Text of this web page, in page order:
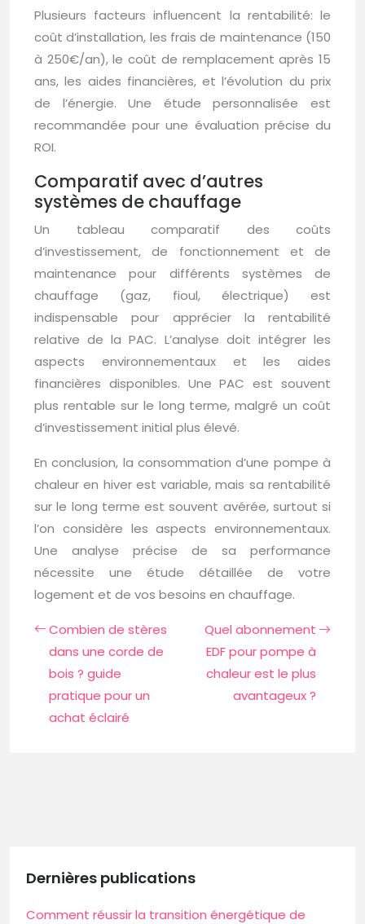
Plusieurs facteurs influencent la rentabilité: le
coût d’installation, les frais de maintenance (150
à 250€/an), le coût de remplacement après 15
ans, les aides financières, et l’évolution du prix
de l’énergie. Une étude personnalisée est
recommandée pour une évaluation précise du
ROI.
Comparatif avec d’autres
systèmes de chauffage
Un tableau comparatif des coûts
d’investissement, de fonctionnement et de
maintenance pour différents systèmes de
chauffage (gaz, fioul, électrique) est
indispensable pour apprécier la rentabilité
relative de la PAC. L’analyse doit intégrer les
aspects environnementaux et les aides
financières disponibles. Une PAC est souvent
plus rentable sur le long terme, malgré un coût
d’investissement initial plus élevé.
En conclusion, la consommation d’une pompe à
chaleur en hiver est variable, mais sa rentabilité
sur le long terme est souvent avérée, surtout si
l’on considère les aspects environnementaux.
Une analyse précise de sa performance
nécessite une étude détaillée de votre
logement et de vos besoins en chauffage.
Combien de stères
dans une corde de
bois ? guide
pratique pour un
achat éclairé
Quel abonnement
EDF pour pompe à
chaleur est le plus
avantageux ?
Dernières publications
Comment réussir la transition énergétique de